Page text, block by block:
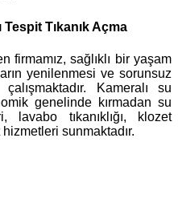
Tıkanık Açma
firmamız, sağlıklı bir yaşam
yenilenmesi ve sorunsuz
Kameralı su
genelinde kırmadan su
lavabo tıkanıklığı, klozet
hizmetleri sunmaktadır.